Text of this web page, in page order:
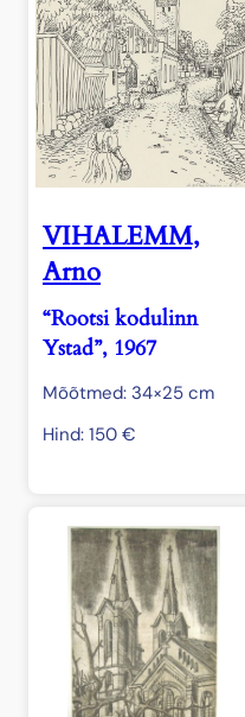
VIHALEMM,
Arno
“Rootsi kodulinn
Ystad”, 1967
Mõõtmed: 34×25 cm
Hind: 150 €